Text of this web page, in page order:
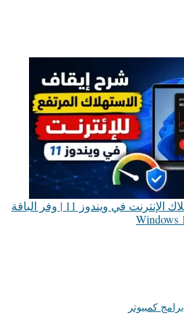
حل مشكلة سحب واستهلاك الإنترنت في ويندوز 11 | وفر الباقة
برامج كمبيوتر